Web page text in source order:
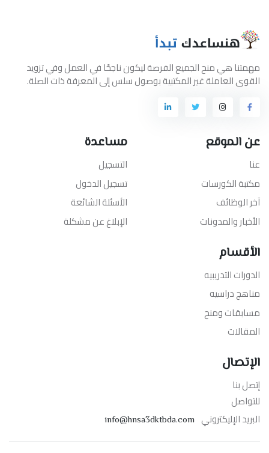
مهمتنا هي منح الجميع الفرصة ليكون ناجحًا في العمل وفي تزويد
القوى العاملة غير المكتبية بوصول سلس إلى المعرفة ذات الصلة.
عن الموقع
عنا
مكتبة الكورسات
آخر الوظائف
الأخبار والمدونات
مساعدة
التسجيل
تسجيل الدخول
الأسئلة الشائعة
الإبلاغ عن مشكلة
الأقسام
الدورات التدريبيه
مناهج دراسيه
مسابقات ومنح
المقالات
الإتصال
إتصل بنا
للتواصل
البريد الإليكتروني info@hnsa3dktbda.com